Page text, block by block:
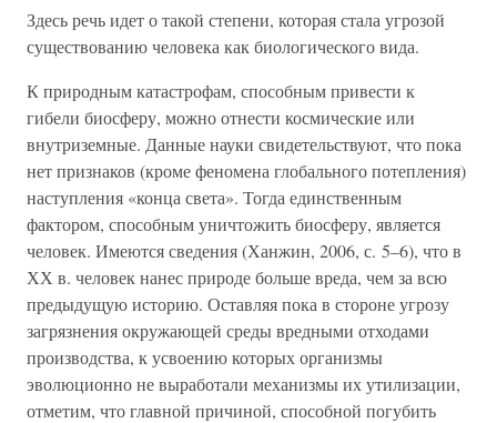
Здесь речь идет о такой степени, которая стала угрозой
существованию человека как биологического вида.
К природным катастрофам, способным привести к
гибели биосферу, можно отнести космические или
внутриземные. Данные науки свидетельствуют, что пока
нет признаков (кроме феномена глобального потепления)
наступления «конца света». Тогда единственным
фактором, способным уничтожить биосферу, является
человек. Имеются сведения (Ханжин, 2006, с. 5–6), что в
ХХ в. человек нанес природе больше вреда, чем за всю
предыдущую историю. Оставляя пока в стороне угрозу
загрязнения окружающей среды вредными отходами
производства, к усвоению которых организмы
эволюционно не выработали механизмы их утилизации,
отметим, что главной причиной, способной погубить